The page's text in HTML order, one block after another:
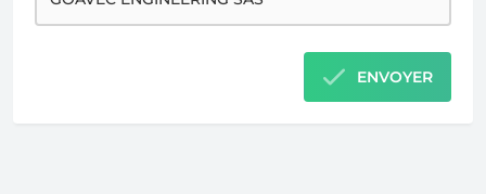
ENVOYER